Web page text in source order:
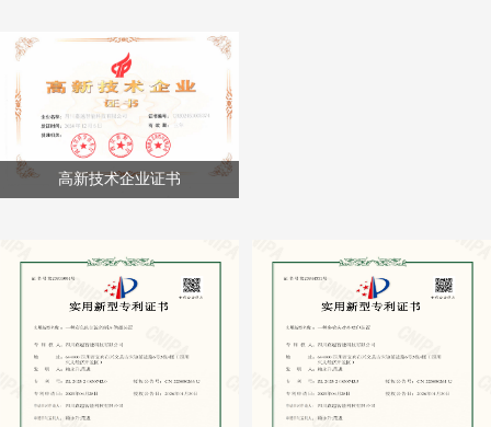
高新技术企业证书